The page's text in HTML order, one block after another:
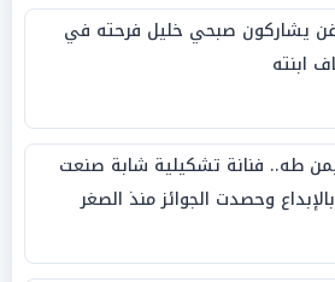
يشاركون صبحي خليل فرحته في
ابنته
طه.. فنانة تشكيلية شابة صنعت
وحصدت الجوائز منذ الصغر